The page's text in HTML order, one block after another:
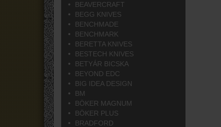
BEAVERCRAFT
BEGG KNIVES
BENCHMADE
BENCHMARK
BERETTA KNIVES
BESTECH KNIVES
BETYÁR BICSKA
BEYOND EDC
BIG IDEA DESIGN
BM
BÖKER MAGNUM
BÖKER PLUS
BRADFORD